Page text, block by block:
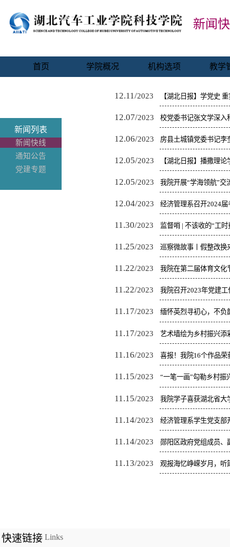
新闻
首页 学院概况
魅力科院
导游交通
机构选项 教学
新闻列表
新闻快线
通知公告
党建专题
12.11/2023 【湖北日报】学党史
12.07/2023 校党委书记张文学深入
12.06/2023 房县土城镇党委书记李
12.05/2023 【湖北日报】播撒理
12.05/2023 我院开展“学海领航”交
12.04/2023 经济管理系召开2024
11.30/2023 监督哨 | 不该收的“工时
11.25/2023 巡察微故事丨假整改换
11.22/2023 我院在第二届体育文化
11.22/2023 我院召开2023年党建工
11.17/2023 缅怀英烈寻初心，不负
11.17/2023 艺术墙绘为乡村振兴添
11.16/2023 喜报！我院16个作品荣
11.15/2023 “一笔一画”勾勒乡村振
11.15/2023 我院学子喜获湖北省大
11.14/2023 经济管理系学生党支部
11.14/2023 郧阳区政府党组成员、
11.13/2023 观报海忆峥嵘岁月，听
快速链接 Links